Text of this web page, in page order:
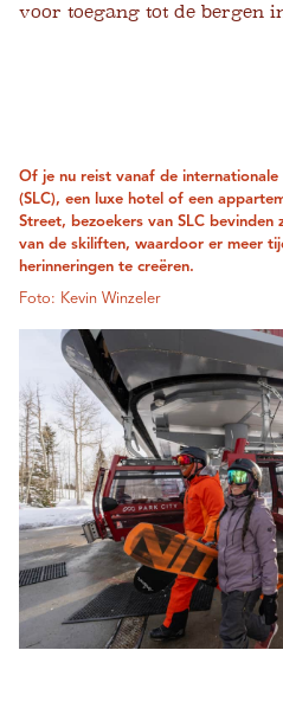
voor toegang tot de bergen
Of je nu reist vanaf de internationale
(SLC), een luxe hotel of een
Street, bezoekers van SLC bevinden
van de skiliften, waardoor er meer
herinneringen te creëren.
Foto: Kevin Winzeler